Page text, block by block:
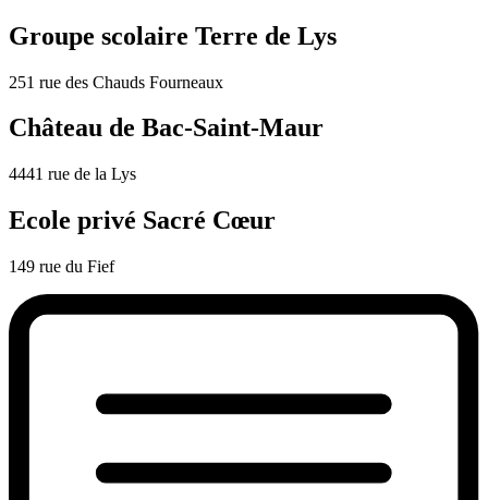
Groupe scolaire Terre de Lys
251 rue des Chauds Fourneaux
Château de Bac-Saint-Maur
4441 rue de la Lys
Ecole privé Sacré Cœur
149 rue du Fief